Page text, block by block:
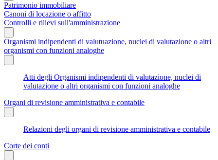
Patrimonio immobiliare
Canoni di locazione o affitto
Controlli e rilievi sull'amministrazione
Organismi indipendenti di valutuazione, nuclei di valutazione o altri
organismi con funzioni analoghe
Atti degli Organismi indipendenti di valutazione, nuclei di
valutazione o altri organismi con funzioni analoghe
Organi di revisione amministrativa e contabile
Relazioni degli organi di revisione amministrativa e contabile
Corte dei conti